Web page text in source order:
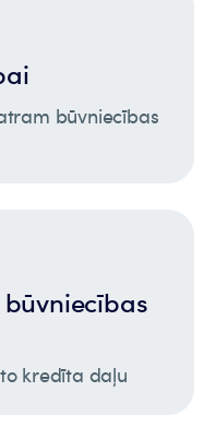
būvniecības
kredīta daļu